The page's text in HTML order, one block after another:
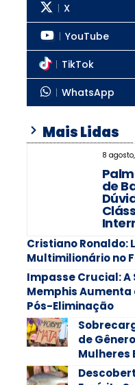
X
YouTube
TikTok
WhatsApp
Mais Lidas
8
de
Cristiano Ronaldo:
Multimilionário no
Impasse Crucial: A
Memphis Aumenta
Pós-Eliminação
de
Mulheres